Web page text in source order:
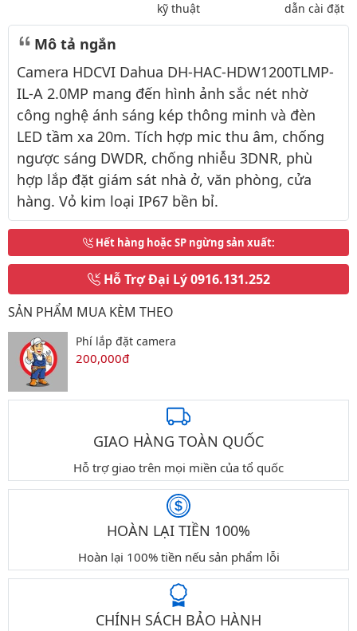
kỹ thuật
dẫn cài đặt
Mô tả ngắn
Camera HDCVI Dahua DH-HAC-HDW1200TLMP-
IL-A 2.0MP mang đến hình ảnh sắc nét nhờ
công nghệ ánh sáng kép thông minh và đèn
LED tầm xa 20m. Tích hợp mic thu âm, chống
ngược sáng DWDR, chống nhiễu 3DNR, phù
hợp lắp đặt giám sát nhà ở, văn phòng, cửa
hàng. Vỏ kim loại IP67 bền bỉ.
Hết hàng hoặc SP ngừng sản xuất:
Hỗ Trợ Đại Lý0916.131.252
SẢN PHẨM MUA KÈM THEO
Phí lắp đặt camera
200,000đ
GIAO HÀNG TOÀN QUỐC
Hỗ trợ giao trên mọi miền của tổ quốc
HOÀN LẠI TIỀN 100%
Hoàn lại 100% tiền nếu sản phẩm lỗi
CHÍNH SÁCH BẢO HÀNH